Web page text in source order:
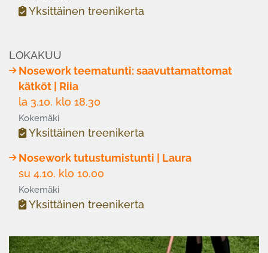
Yksittäinen treenikerta
LOKAKUU
Nosework teematunti: saavuttamattomat
kätköt | Riia
la 3.10. klo 18.30
Kokemäki
Yksittäinen treenikerta
Nosework tutustumistunti | Laura
su 4.10. klo 10.00
Kokemäki
Yksittäinen treenikerta